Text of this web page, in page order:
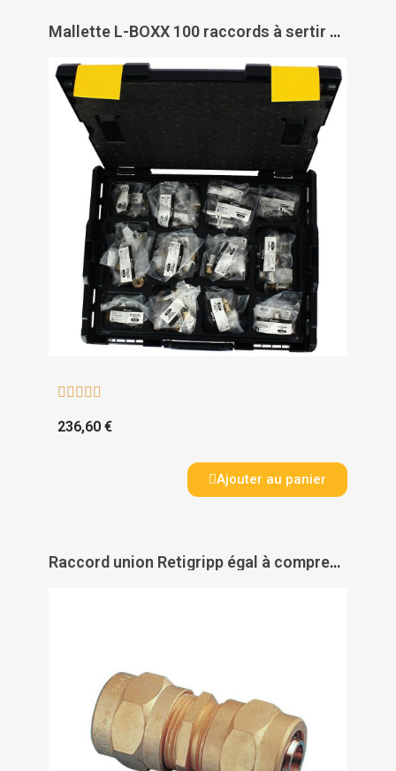
Mallette L-BOXX 100 raccords à sertir Rebun - PAS DE MARQUE
    
236,60 €
Ajouter au panier
Raccord union Retigripp égal à compression PER - GRIPP